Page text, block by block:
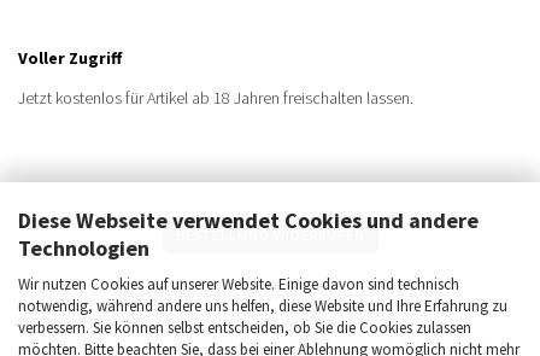
Diese Webseite verwendet Cookies und andere
Technologien
Wir nutzen Cookies auf unserer Website. Einige davon sind technisch
notwendig, während andere uns helfen, diese Website und Ihre Erfahrung zu
verbessern. Sie können selbst entscheiden, ob Sie die Cookies zulassen
möchten. Bitte beachten Sie, dass bei einer Ablehnung womöglich nicht mehr
Voller Zugriff
Jetzt kostenlos für Artikel ab 18 Jahren freischalten lassen.
Sichere Zahlungsmöglichkeiten